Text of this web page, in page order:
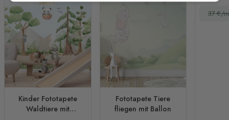
Kinder Fototapete
Waldtiere mit
Fototapete Tiere
fliegen mit Ballon
37 €/